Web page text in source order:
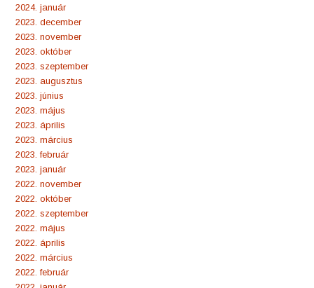
2024. január
2023. december
2023. november
2023. október
2023. szeptember
2023. augusztus
2023. június
2023. május
2023. április
2023. március
2023. február
2023. január
2022. november
2022. október
2022. szeptember
2022. május
2022. április
2022. március
2022. február